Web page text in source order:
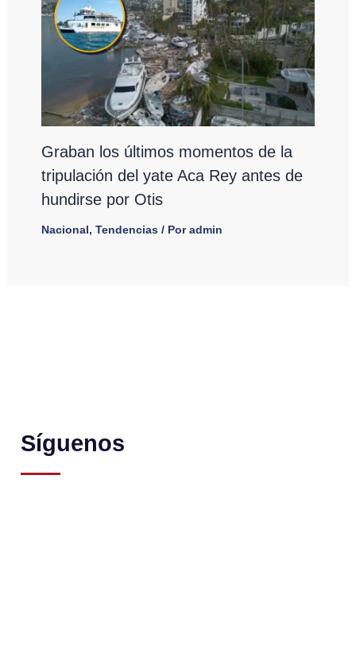
Graban los últimos momentos de la
tripulación del yate Aca Rey antes de
hundirse por Otis
Nacional, Tendencias/ Poradmin
Síguenos